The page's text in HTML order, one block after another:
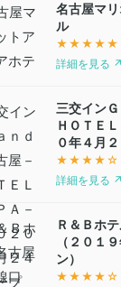
名古屋マ
ル
★★★★★
詳細を見る ↗
三交イン
ＨＯＴＥ
０年４月
★★★★☆
詳細を見る ↗
Ｒ＆Ｂホ
（２０１
ン）
★★★★☆